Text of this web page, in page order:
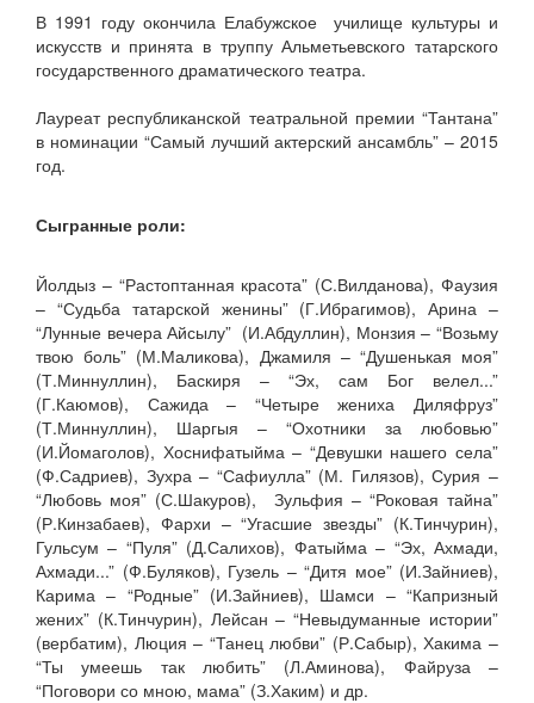
В 1991 году окончила Елабужское училище культуры и
искусств и принята в труппу Альметьевского татарского
государственного драматического театра.
Лауреат республиканской театральной премии “Тантана”
в номинации “Самый лучший актерский ансамбль” – 2015
год.
Сыгранные роли:
Йолдыз – “Растоптанная красота” (С.Вилданова), Фаузия
– “Судьба татарской женины” (Г.Ибрагимов), Арина –
“Лунные вечера Айсылу” (И.Абдуллин), Монзия – “Возьму
твою боль” (М.Маликова), Джамиля – “Душенькая моя”
(Т.Миннуллин), Баскиря – “Эх, сам Бог велел...”
(Г.Каюмов), Сажида – “Четыре жениха Диляфруз”
(Т.Миннуллин), Шаргыя – “Охотники за любовью”
(И.Йомаголов), Хоснифатыйма – “Девушки нашего села”
(Ф.Садриев), Зухра – “Сафиулла” (М. Гилязов), Сурия –
“Любовь моя” (С.Шакуров), Зульфия – “Роковая тайна”
(Р.Кинзабаев), Фархи – “Угасшие звезды” (К.Тинчурин),
Гульсум – “Пуля” (Д.Салихов), Фатыйма – “Эх, Ахмади,
Ахмади...” (Ф.Буляков), Гузель – “Дитя мое” (И.Зайниев),
Карима – “Родные” (И.Зайниев), Шамси – “Капризный
жених” (К.Тинчурин), Лейсан – “Невыдуманные истории”
(вербатим), Люция – “Танец любви” (Р.Сабыр), Хакима –
“Ты умеешь так любить” (Л.Аминова), Файруза –
“Поговори со мною, мама” (З.Хаким) и др.